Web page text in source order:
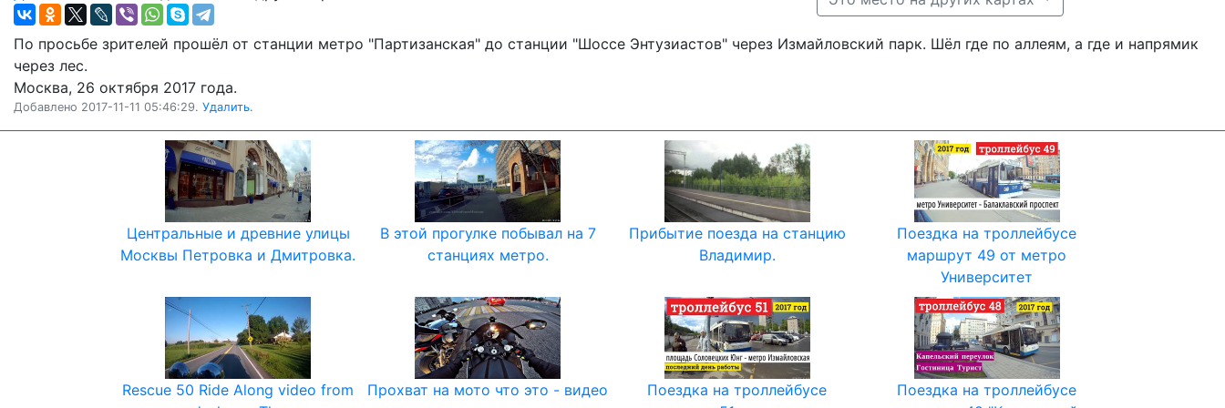
По просьбе зрителей прошёл от станции метро "Партизанская" до станции "Шоссе Энтузиастов" через Измайловский парк. Шёл где по аллеям, а где и напрямик
через лес.
Москва, 26 октября 2017 года.
Добавлено 2017-11-11 05:46:29. Удалить.
Центральные и древние улицы
Москвы Петровка и Дмитровка.
В этой прогулке побывал на 7
станциях метро.
Прибытие поезда на станцию
Владимир.
Поездка на троллейбусе
маршрут 49 от метро
Университет
Rescue 50 Ride Along video from
Прохват на мото что это - видео
Поездка на троллейбусе
Поездка на троллейбусе